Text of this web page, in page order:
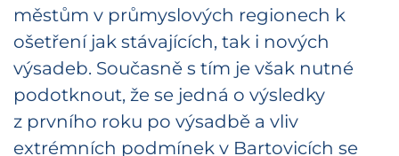
městům v průmyslových regionech k
ošetření jak stávajících, tak i nových
výsadeb. Současně s tím je však nutné
podotknout, že se jedná o výsledky
z prvního roku po výsadbě a vliv
extrémních podmínek v Bartovicích se